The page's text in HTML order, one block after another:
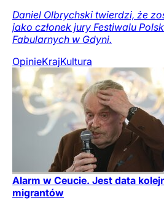
Daniel Olbrychski twierdzi, że
jako członek jury Festiwalu
Fabularnych w Gdyni.
OpinieKrajKultura
Alarm w Ceucie. Jest data
migrantów